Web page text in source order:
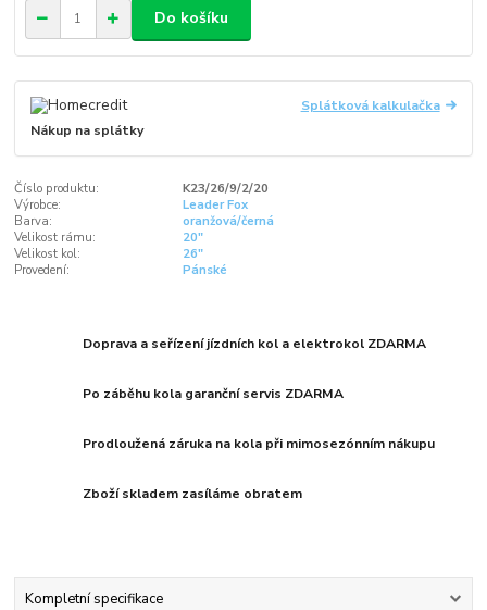
Do košíku
Splátková kalkulačka
Nákup na splátky
Číslo produktu:
K23/26/9/2/20
Výrobce:
Leader Fox
Barva:
oranžová/černá
Velikost rámu:
20"
Velikost kol:
26"
Provedení:
Pánské
Doprava a seřízení jízdních kol a elektrokol ZDARMA
Po záběhu kola garanční servis ZDARMA
Prodloužená záruka na kola při mimosezónním nákupu
Zboží skladem zasíláme obratem
Kompletní specifikace